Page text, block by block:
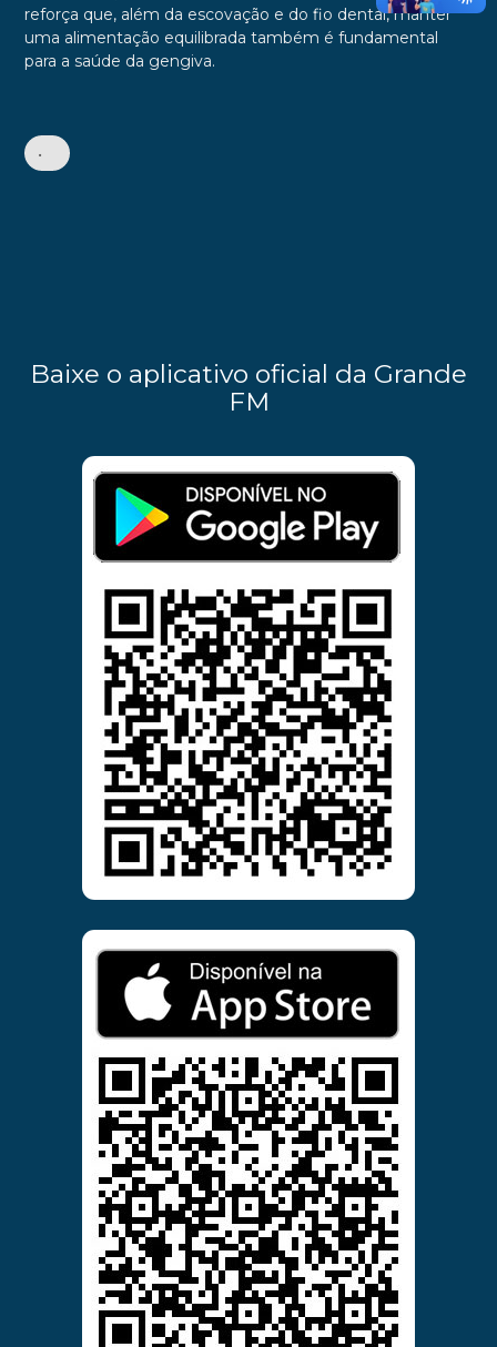
reforça que, além da escovação e do fio dental, manter
uma alimentação equilibrada também é fundamental
para a saúde da gengiva.
•
Baixe o aplicativo oficial da Grande
FM